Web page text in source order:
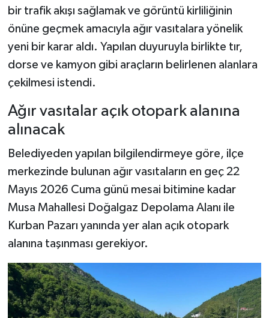
bir trafik akışı sağlamak ve görüntü kirliliğinin
önüne geçmek amacıyla ağır vasıtalara yönelik
yeni bir karar aldı. Yapılan duyuruyla birlikte tır,
dorse ve kamyon gibi araçların belirlenen alanlara
çekilmesi istendi.
Ağır vasıtalar açık otopark alanına
alınacak
Belediyeden yapılan bilgilendirmeye göre, ilçe
merkezinde bulunan ağır vasıtaların en geç 22
Mayıs 2026 Cuma günü mesai bitimine kadar
Musa Mahallesi Doğalgaz Depolama Alanı ile
Kurban Pazarı yanında yer alan açık otopark
alanına taşınması gerekiyor.
Merkez Haberleri
Pınarbaşı Haberleri
Şenpazar Haberleri
Taşköprü Haberleri
Tosya Haberleri
Karadeniz Haberleri
Ulusal Haberler
Teknoloji Haberleri
Siyaset Haberleri
Dünya Haberleri